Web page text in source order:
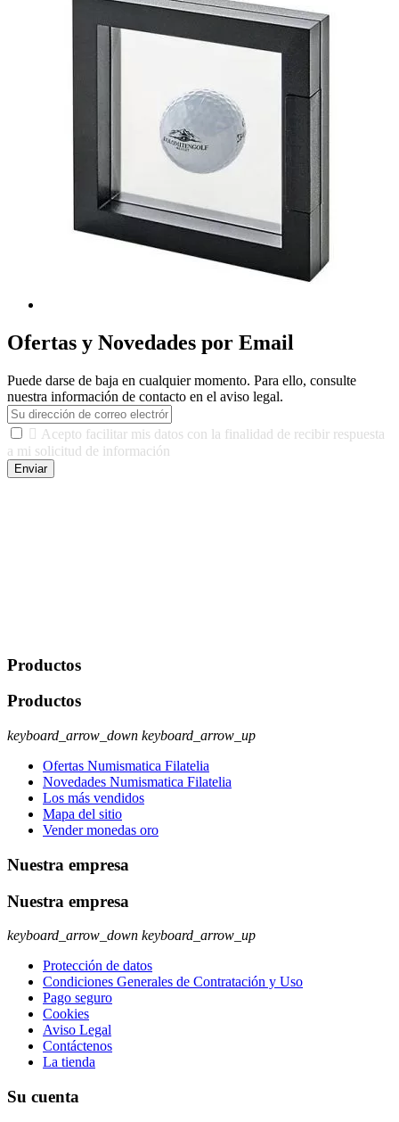
Ofertas y Novedades por Email
Puede darse de baja en cualquier momento. Para ello, consulte
nuestra información de contacto en el aviso legal.
 Acepto facilitar mis datos con la finalidad de recibir respuesta
a mi solicitud de información
Enviar
Productos
Productos
keyboard_arrow_down keyboard_arrow_up
Ofertas Numismatica Filatelia
Novedades Numismatica Filatelia
Los más vendidos
Mapa del sitio
Vender monedas oro
Nuestra empresa
Nuestra empresa
keyboard_arrow_down keyboard_arrow_up
Protección de datos
Condiciones Generales de Contratación y Uso
Pago seguro
Cookies
Aviso Legal
Contáctenos
La tienda
Su cuenta